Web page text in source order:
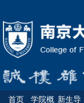
首页
学院概 新生导